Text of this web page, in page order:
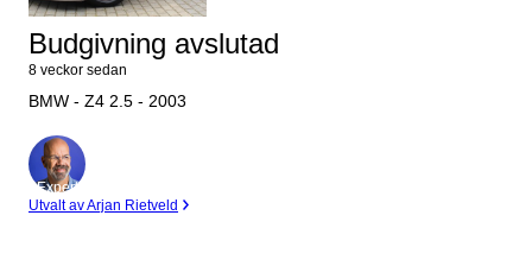
Budgivning avslutad
8 veckor sedan
BMW - Z4 2.5 - 2003
Expert
Utvalt av Arjan Rietveld